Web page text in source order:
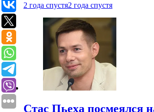
2 года спустя2 года спустя
Стас Пьеха посмеялся